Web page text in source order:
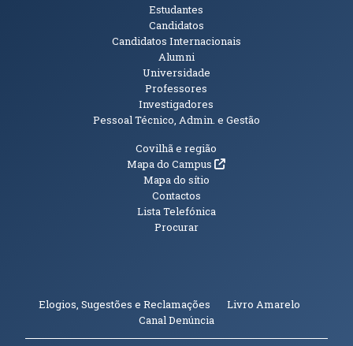
Estudantes
Candidatos
Candidatos Internacionais
Alumni
Universidade
Professores
Investigadores
Pessoal Técnico, Admin. e Gestão
Informações Adicionais
Covilhã e região
Mapa do Campus(abre em nova janela)
Mapa do sítio
Contactos
Lista Telefónica
Procurar
Elogios, Sugestões e Reclamações Livro Amarelo
Canal Denúncia(abre em nova janela)